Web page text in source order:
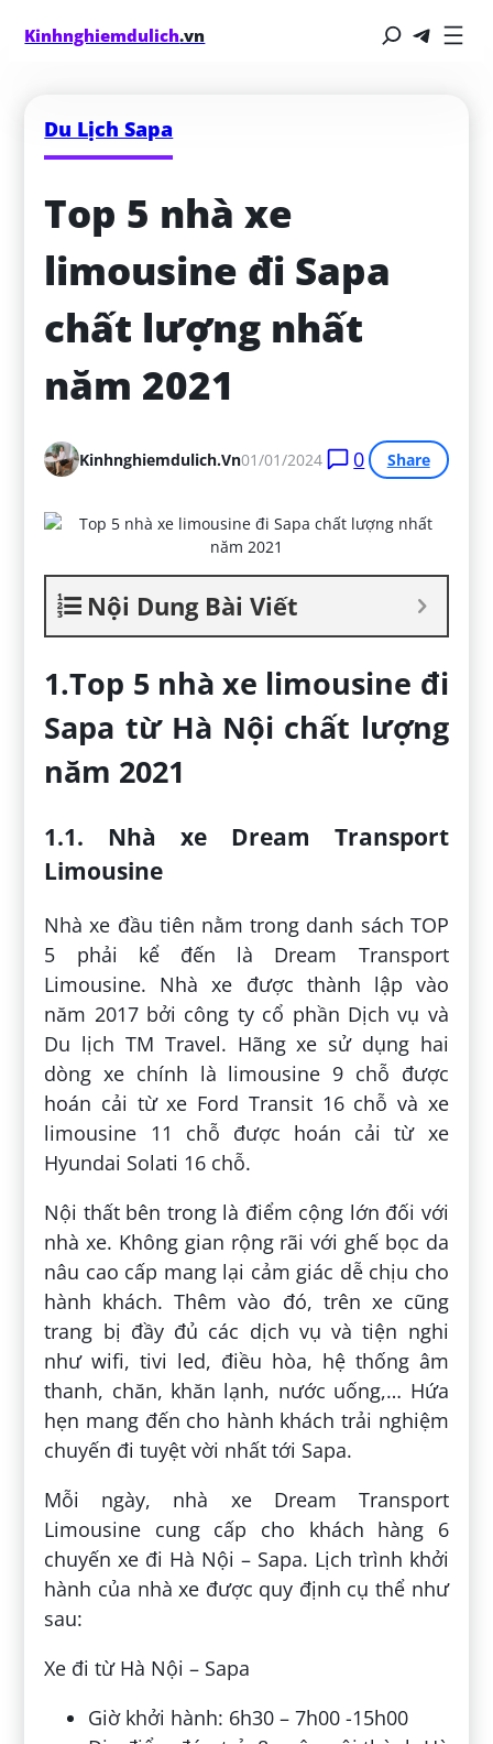
Kinhnghiemdulich.vn
Du Lịch Sapa
Top 5 nhà xe
limousine đi Sapa
chất lượng nhất
năm 2021
Kinhnghiemdulich.vn01/01/2024 0 Share
Nội Dung Bài Viết
1.Top 5 nhà xe limousine đi
Sapa từ Hà Nội chất lượng
năm 2021
1.1. Nhà xe Dream Transport
Limousine
Nhà xe đầu tiên nằm trong danh sách TOP
5 phải kể đến là Dream Transport
Limousine. Nhà xe được thành lập vào
năm 2017 bởi công ty cổ phần Dịch vụ và
Du lịch TM Travel. Hãng xe sử dụng hai
dòng xe chính là limousine 9 chỗ được
hoán cải từ xe Ford Transit 16 chỗ và xe
limousine 11 chỗ được hoán cải từ xe
Hyundai Solati 16 chỗ.
Nội thất bên trong là điểm cộng lớn đối với
nhà xe. Không gian rộng rãi với ghế bọc da
nâu cao cấp mang lại cảm giác dễ chịu cho
hành khách. Thêm vào đó, trên xe cũng
trang bị đầy đủ các dịch vụ và tiện nghi
như wifi, tivi led, điều hòa, hệ thống âm
thanh, chăn, khăn lạnh, nước uống,… Hứa
hẹn mang đến cho hành khách trải nghiệm
chuyến đi tuyệt vời nhất tới Sapa.
Mỗi ngày, nhà xe Dream Transport
Limousine cung cấp cho khách hàng 6
chuyến xe đi Hà Nội – Sapa. Lịch trình khởi
hành của nhà xe được quy định cụ thể như
sau:
Xe đi từ Hà Nội – Sapa
Giờ khởi hành: 6h30 – 7h00 -15h00